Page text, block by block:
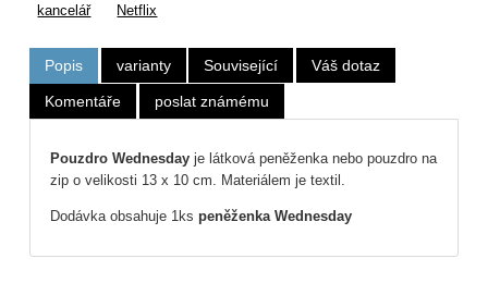
kancelář Netflix
Popis varianty Související Váš dotaz
Komentáře poslat známému
Pouzdro Wednesdayje látková peněženka nebo pouzdro na
zip o velikosti 13 x 10 cm. Materiálem je textil.
Dodávka obsahuje 1kspeněženka Wednesday